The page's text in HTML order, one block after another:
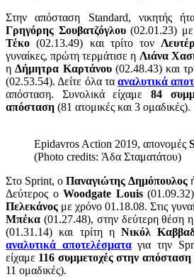
Στην απόσταση Standard, νικητής
Γρηγόρης Σουβατζόγλου(02.01.23) με
Τέκο (02.13.49) και τρίτο τον
γυναίκες, πρώτη τερμάτισε η Λιάνα
ηΔήμητρα Καρτάνου(02.48.43) και
(02.53.54). Δείτε όλα τααναλυτικά
απόσταση. Συνολικά είχαμε 84
απόσταση (81 ατομικές και 3 ομαδικές).
Epidavros Action 2019, απονομές
(Photo credits: Άδα Σταματάτου)
Στο Sprint, οΠαναγιώτης Δημόπουλος
Δεύτερος ο Woodgate Louis(01.09.32)
Πελεκάνος με χρόνο 01.18.08. Στις
Μπέκα (01.27.48), στην δεύτερη θέση η
(01.31.14) και τρίτη η Νικόλ
αναλυτικά αποτελέσματαγια την
είχαμε 116 συμμετοχές στην
11 ομαδικές).